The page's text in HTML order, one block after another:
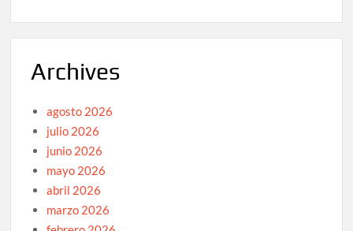
Archives
agosto 2026
julio 2026
junio 2026
mayo 2026
abril 2026
marzo 2026